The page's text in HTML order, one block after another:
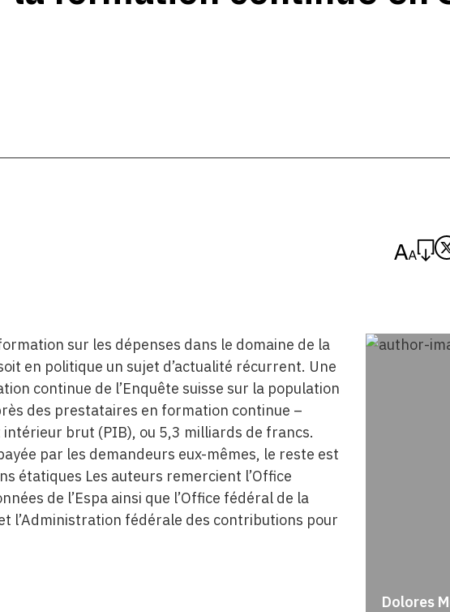
sur les dépenses dans le domaine de la
en politique un sujet d’actualité récurrent. Une
continue de l’Enquête suisse sur la population
des prestataires en formation continue –
brut (PIB), ou 5,3 milliards de francs.
par les demandeurs eux-mêmes, le reste est
étatiques Les auteurs remercient l’Office
de l’Espa ainsi que l’Office fédéral de la
l’Administration fédérale des contributions pour
Dolores